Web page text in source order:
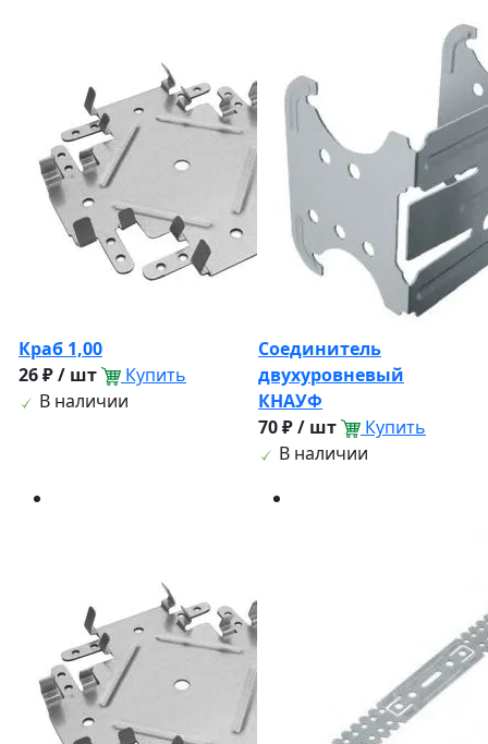
Краб 1,00
26 ₽ / шт
Купить
В наличии
Соединитель
двухуровневый
КНАУФ
70 ₽ / шт
Купить
В наличии